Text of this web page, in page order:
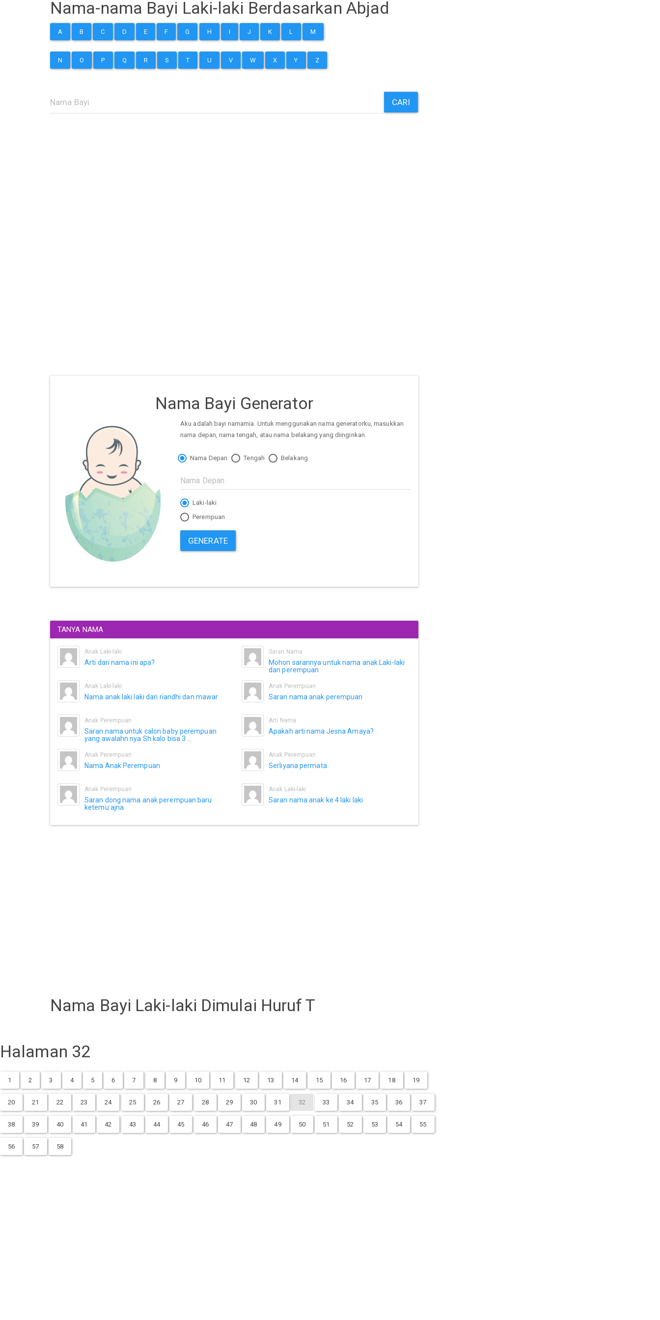
Nama-nama Bayi Laki-laki Berdasarkan Abjad
A B C D E F G H I J K L M
N O P Q R S T U V W X Y Z
CARI
Nama Bayi Generator
Aku adalah bayi namamia. Untuk menggunakan nama generatorku, masukkan
nama depan, nama tengah, atau nama belakang yang diinginkan.
Nama Depan Tengah Belakang
Laki-laki
Perempuan
GENERATE
TANYA NAMA
Anak Laki-laki
Arti dari nama ini apa?
Saran Nama
Mohon sarannya untuk nama anak Laki-laki
dan perempuan
Anak Laki-laki
Nama anak laki laki dari riandhi dan mawar
Anak Perempuan
Saran nama anak perempuan
Anak Perempuan
Saran nama untuk calon baby perempuan
yang awalahn nya Sh kalo bisa 3 ...
Arti Nama
Apakah arti nama Jesna Amaya?
Anak Perempuan
Nama Anak Perempuan
Anak Perempuan
Serliyana permata
Anak Perempuan
Saran dong nama anak perempuan baru
ketemu ajna
Anak Laki-laki
Saran nama anak ke 4 laki laki
Nama Bayi Laki-laki Dimulai Huruf T
Halaman 32
1 2 3 4 5 6 7 8 9 10 11 12 13 14 15 16 17 18 19
20 21 22 23 24 25 26 27 28 29 30 31 32 33 34 35 36 37
38 39 40 41 42 43 44 45 46 47 48 49 50 51 52 53 54 55
56 57 58